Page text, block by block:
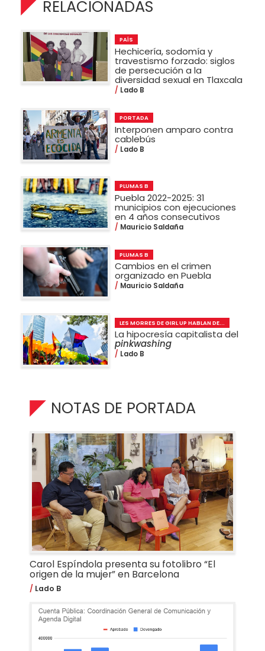
RELACIONADAS
PAÍS
Hechicería, sodomía y
travestismo forzado: siglos
de persecución a la
diversidad sexual en Tlaxcala
Lado B
PORTADA
Interponen amparo contra
cablebús
Lado B
PLUMAS B
Puebla 2022-2025: 31
municipios con ejecuciones
en 4 años consecutivos
Mauricio Saldaña
PLUMAS B
Cambios en el crimen
organizado en Puebla
Mauricio Saldaña
LES MORRES DE GIRL UP HABLAN DE...
La hipocresía capitalista del
pinkwashing
Lado B
NOTAS DE PORTADA
Carol Espíndola presenta su fotolibro “El
origen de la mujer” en Barcelona
Lado B